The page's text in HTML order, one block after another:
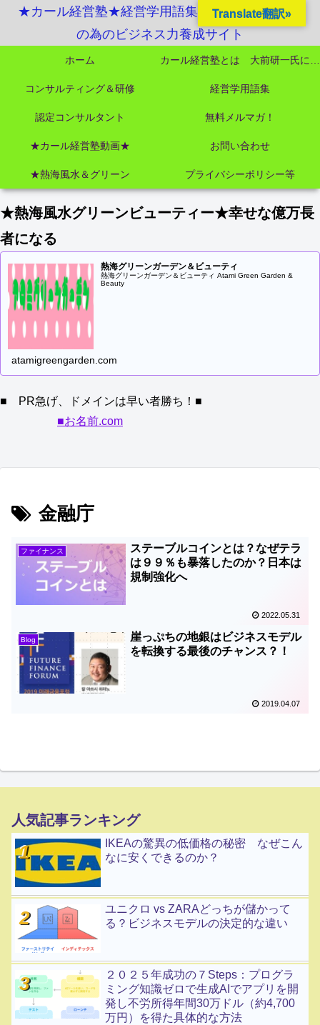
★カール経営塾★経営学用語集起業独立成功MBA
の為のビジネス力養成サイト
ホーム
コンサルティング＆研修 経営学用語集
認定コンサルタント 無料メルマガ！
★カール経営塾動画★ お問い合わせ
★熱海風水＆グリーン プライバシーポリシー等
★熱海風水グリーンビューティー★幸せな億万長
者になる
熱海グリーンガーデン＆ビューティ
熱海グリーンガーデン＆ビューティ Atami Green Garden &
Beauty
atamigreengarden.com
■ PR急げ、ドメインは早い者勝ち！■
■お名前.com
金融庁
ファイナンス
ステーブルコインとは？なぜテラ
は９９％も暴落したのか？日本は
規制強化へ
2022.05.31
Blog
崖っぷちの地銀はビジネスモデル
を転換する最後のチャンス？！
2019.04.07
人気記事ランキング
IKEAの驚異の低価格の秘密 なぜこん
なに安くできるのか？
ユニクロ vs ZARAどっちが儲かって
る？ビジネスモデルの決定的な違い
２０２５年成功の７Steps：プログラ
ミング知識ゼロで生成AIでアプリを開
発し不労所得年間30万ドル（約4,700
万円）を得た具体的な方法
Translate翻訳»